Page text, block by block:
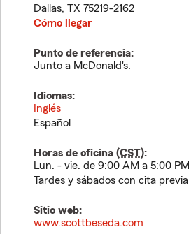
Dallas, TX 75219-2162
Cómo llegar
Punto de referencia:
Junto a McDonald's.
Idiomas:
Inglés
Español
Horas de oficina (CST):
Lun. - vie. de 9:00 AM a 5:00 PM
Tardes y sábados con cita previa
Sitio web:
www.scottbeseda.com